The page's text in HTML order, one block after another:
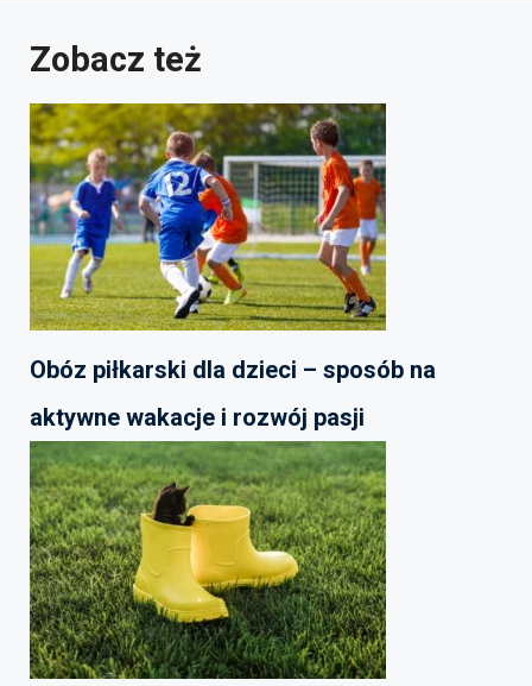
Zobacz też
Obóz piłkarski dla dzieci – sposób na
aktywne wakacje i rozwój pasji